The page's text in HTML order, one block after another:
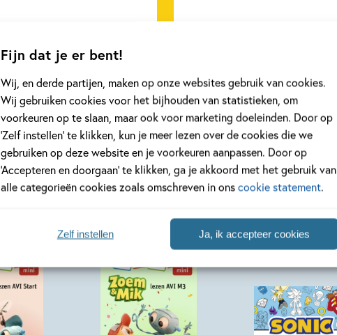
Fijn dat je er bent!
Wij, en derde partijen, maken op onze websites gebruik van cookies.
Wij gebruiken cookies voor het bijhouden van statistieken, om
voorkeuren op te slaan, maar ook voor marketing doeleinden. Door op
‘Zelf instellen’ te klikken, kun je meer lezen over de cookies die we
gebruiken op deze website en je voorkeuren aanpassen. Door op
‘Accepteren en doorgaan’ te klikken, ga je akkoord met het gebruik van
alle categorieën cookies zoals omschreven in onscookie statement.
Ja, ik accepteer cookies
Zelf instellen
Bekijk alle artikelen